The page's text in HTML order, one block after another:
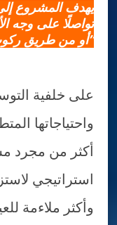
تواصلًا على وجه
أو من طريق ركوب الدراجة”
على خلفية
واحتياجاتها
أكثر من مجرد
استراتيجي
وأكثر ملاءمة